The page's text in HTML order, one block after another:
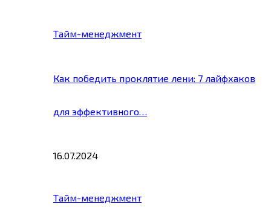
Тайм-менеджмент
Как победить проклятие лени: 7 лайфхаков
для эффективного…
16.07.2024
Тайм-менеджмент